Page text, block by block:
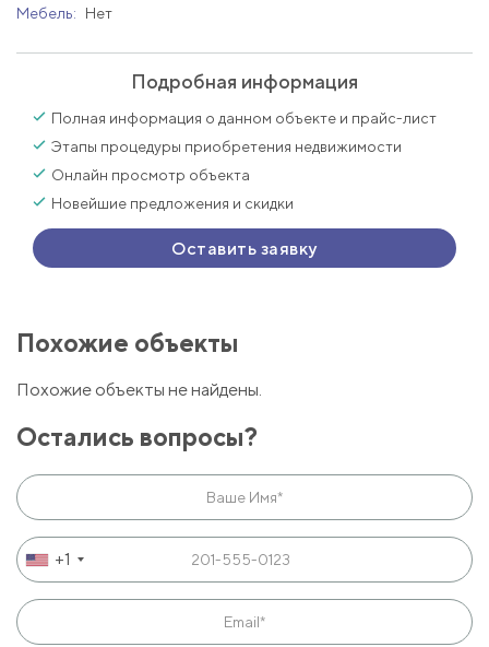
Мебель:
Нет
Подробная информация
Полная информация о данном объекте и прайс-лист
Этапы процедуры приобретения недвижимости
Онлайн просмотр объекта
Новейшие предложения и скидки
Оставить заявку
Похожие объекты
Похожие объекты не найдены.
Остались вопросы?
+1